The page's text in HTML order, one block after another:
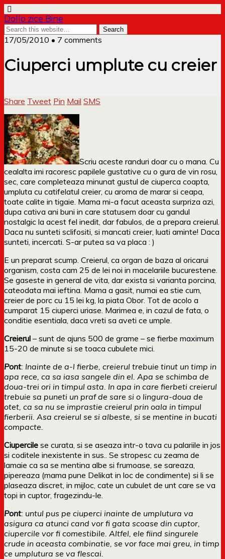
Dollo zice Bine
17/05/2010 • 7 comments
Ciuperci umplute cu creier
Share Tweet Pin Mail SMS
Scriu aceste randuri doar cu o mana. Cu
cealalta imi racoresc papilele gustative cu o gura de vin rosu,
sec, care completeaza minunat gustul de ciuperca coapta,
umpluta cu catifelatul creier, cu aroma de marar si ceapa,
toate calite in tigaie. Mama mi-a facut aceasta surpriza azi,
dupa cativa ani buni in care statusem doar cu gandul
nostalgic la acest fel inedit, dar fabulos, de a prepara creierul.
Daca nu sunteti sclifositi, si mancati creier, luati aminte! Daca
sunteti, incercati. S-ar putea sa va placa : )
E un preparat scump. Creierul, ca organ de baza al oricarui
organism, costa cam 25 de lei noi in macelariile bucurestene.
Se gaseste in general de vita, dar exista si varianta porcina,
cateodata mai ieftina. Mama a gasit, numai ea stie cum,
creier de porc cu 15 lei kg, la piata Obor. Tot de acolo a
cumparat 15 ciuperci uriase. Marimea e, in cazul de fata, o
conditie esentiala, daca vreti sa aveti ce umple.
Creierul – sunt de ajuns 500 de grame – se fierbe maximum
15-20 de minute si se toaca cubulete mici.
Pont: Inainte de a-l fierbe, creierul trebuie tinut un timp in
apa rece, ca sa iasa sangele din el. Apa se schimba de
doua-trei ori in timpul asta. In apa in care fierbeti creierul
trebuie sa puneti un praf de sare si o lingura-doua de
otet, ca sa nu se imprastie creierul prin oala in timpul
fierberii. Asa creierul se si albeste, si se mentine in bucati
compacte.
Ciupercile se curata, si se aseaza intr-o tava cu palariile in jos
si coditele inexistente in sus.. Se stropesc cu zeama de
lamaie ca sa se mentina albe si frumoase, se sareaza,
pipereaza (mama pune Delikat in loc de condimente) si li se
plaseaza discret, in mijloc, cate un cubulet de unt care se va
topi in cuptor, fragezindu-le.
Pont: untul pus pe ciuperci inainte de umplutura va
asigura ca atunci cand vor fi gata scoase din cuptor,
ciupercile vor fi comestibile. Altfel, ele fiind singurele
crude in aceasta combinatie, se vor face mai greu, in timp
ce umplutura se va flescai.